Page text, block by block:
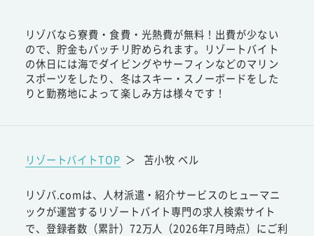
リゾバなら寮費・食費・光熱費が無料！出費が少ない
ので、貯金もバッチリ貯められます。リゾートバイト
の休日には海でダイビングやサーフィンなどのマリン
スポーツをしたり、冬はスキー・スノーボードをした
りと勤務地によって楽しみ方は様々です！
リゾートバイトTOP ＞ 苫小牧 ベル
リゾバ.comは、人材派遣・紹介サービスのヒューマニ
ックが運営するリゾートバイト専門の求人検索サイト
で、登録者数（累計）72万人（2026年7月時点）にご利